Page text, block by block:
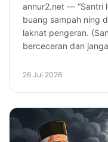
annur2.net — “Santri
buang sampah ning
laknat pengeran.
berceceran dan
26 Jul 2026